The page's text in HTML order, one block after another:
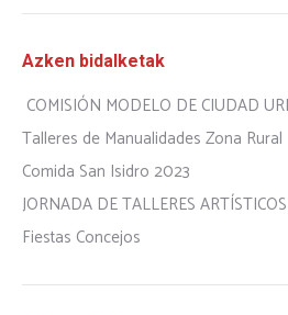
Azken bidalketak
COMISIÓN MODELO DE CIUDAD
Talleres de Manualidades Zona Rural
Comida San Isidro 2023
JORNADA DE TALLERES ARTÍSTICOS
Fiestas Concejos